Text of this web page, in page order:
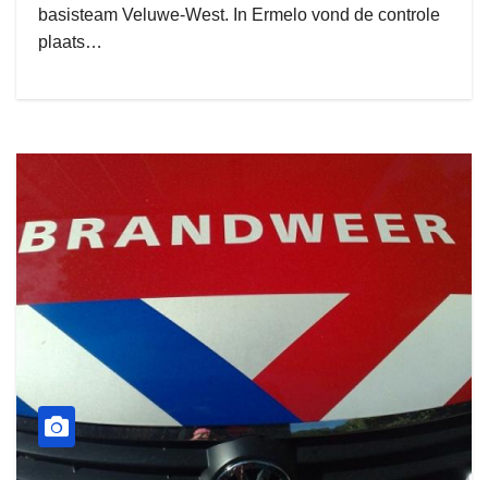
basisteam Veluwe-West. In Ermelo vond de controle
plaats…